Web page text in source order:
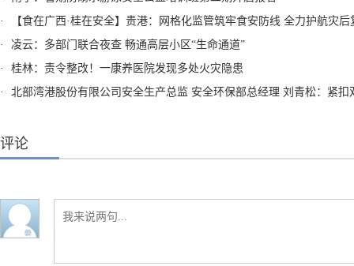
·
【食在广西·桂在安全】贵港：网格化监管筑牢食安防线 全力护航灾后复工复
·
凌云：多部门联合夜查 畅通高层小区“生命通道”
·
桂林：责令整改！一康养医院发现多处火灾隐患
·
北部湾港股份有限公司安全生产总监 安全环保部总经理 刘青松：紧扣双碳目标 依托江海联动 积极推进绿色低碳港口
评论